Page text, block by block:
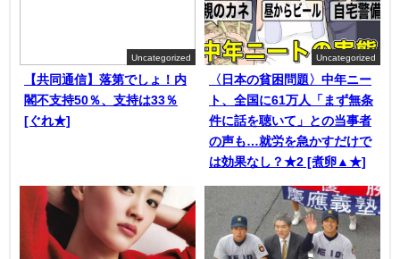
Uncategorized
【共同通信】落第でしょ！内
閣不支持50％、支持は33％
[ぐれ★]
Uncategorized
〈日本の貧困問題〉中年ニー
ト、全国に61万人「まず無条
件に話を聴いて」との当事者
の声も…就労を急かすだけで
は効果なし？★2 [煮卵▲★]